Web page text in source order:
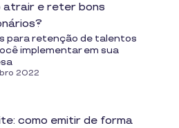
atrair e reter bons
para retenção de talentos
implementar em sua
2022
como emitir de forma